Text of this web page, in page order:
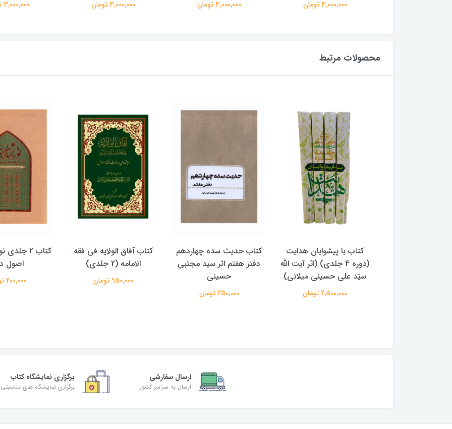
3,000,000 تومان 3,000,000 تومان 3,000,000 تومان 3,000,000 تومان
محصولات مرتبط
کتاب حدیث سده چهاردهم
دفتر هفتم اثر سید مجتبی
حسینی
250,000 تومان
کتاب آفاق الولایه فی فقه
الامامه (2 جلدی)
950,000 تومان
کتاب 2 جلدی نور هدایت در
اصول دین
200,000 تومان
کتاب پویش
علیرضا
350,000 تومان
ارسال سفارشی
ارسال به سراسر کشور
برگزاری نمایشگاه کتاب
برگزاری نمایشگاه های مناسبتی